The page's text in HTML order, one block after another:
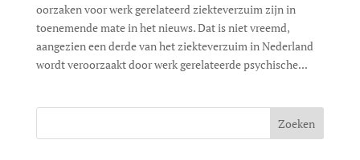
oorzaken voor werk gerelateerd ziekteverzuim zijn in
toenemende mate in het nieuws. Dat is niet vreemd,
aangezien een derde van het ziekteverzuim in Nederland
wordt veroorzaakt door werk gerelateerde psychische...